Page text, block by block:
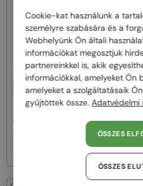
EGYFÓKUSZÚ LENCSÉVEL PLUSZ
25 000 FT
Givenchy — Optikai keretek
GV50039U - 028 - 55
Cookie-kat használunk a
személyre szabására és a
Webhelyünk Ön általi
információkat megosztjuk
partnereinkkel is, akik
információkkal, amelyeket Ön
amelyeket a szolgáltatásaik
gyűjtöttek össze. Adatvédelmi
ÖSSZES
ÖSSZES